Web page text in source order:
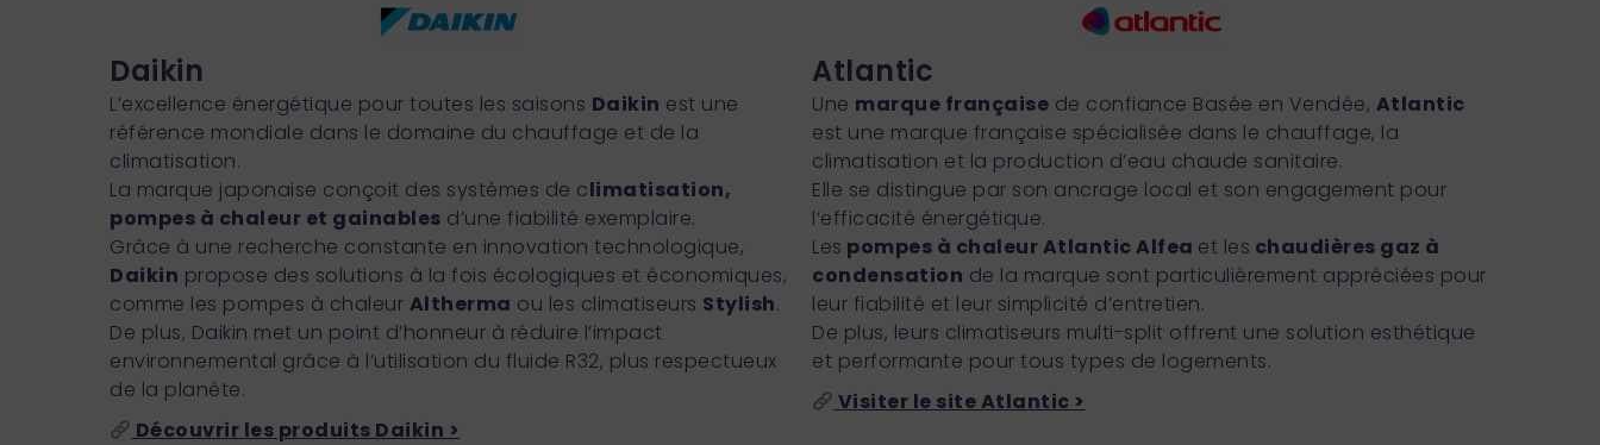
Daikin
L’excellence énergétique pour toutes les saisons Daikin est une
référence mondiale dans le domaine du chauffage et de la
climatisation.
La marque japonaise conçoit des systèmes de climatisation,
pompes à chaleur et gainables d’une fiabilité exemplaire.
Grâce à une recherche constante en innovation technologique,
Daikin propose des solutions à la fois écologiques et économiques,
comme les pompes à chaleur Altherma ou les climatiseurs Stylish.
De plus, Daikin met un point d’honneur à réduire l’impact
environnemental grâce à l’utilisation du fluide R32, plus respectueux
de la planète.
Découvrir les produits Daikin >
Atlantic
Une marque française de confiance Basée en Vendée, Atlantic
est une marque française spécialisée dans le chauffage, la
climatisation et la production d’eau chaude sanitaire.
Elle se distingue par son ancrage local et son engagement pour
l’efficacité énergétique.
Les pompes à chaleur Atlantic Alfea et les chaudières gaz à
condensation de la marque sont particulièrement appréciées pour
leur fiabilité et leur simplicité d’entretien.
De plus, leurs climatiseurs multi-split offrent une solution esthétique
et performante pour tous types de logements.
Visiter le site Atlantic >